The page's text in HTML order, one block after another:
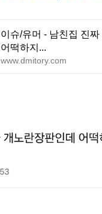
이슈/유머 - 남친집 진짜
어떡하지...
www.dmitory.com